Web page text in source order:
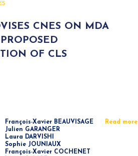
CNES ON MDA
PROPOSED
OF CLS
François-Xavier BEAUVISAGE
Julien GARANGER
Laura DARVISHI
Sophie JOUNIAUX
François-Xavier COCHENET
Read more